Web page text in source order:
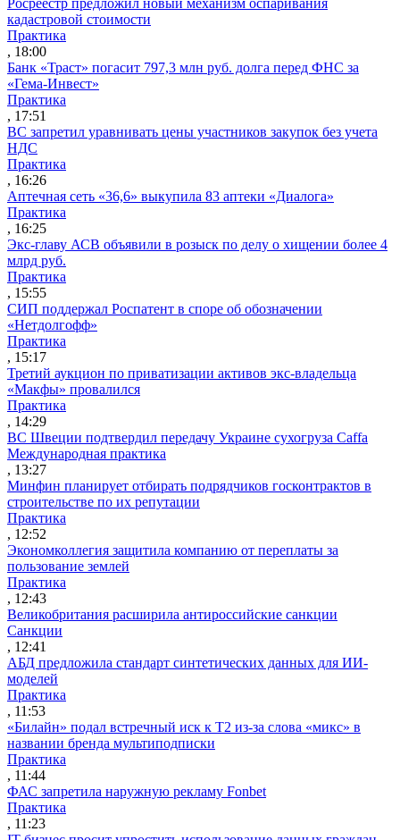
кадастровой стоимости
Практика
, 18:00
Банк «Траст» погасит 797,3 млн руб. долга перед ФНС за
«Гема-Инвест»
Практика
, 17:51
ВС запретил уравнивать цены участников закупок без учета
НДС
Практика
, 16:26
Аптечная сеть «36,6» выкупила 83 аптеки «Диалога»
Практика
, 16:25
Экс-главу АСВ объявили в розыск по делу о хищении более 4
млрд руб.
Практика
, 15:55
СИП поддержал Роспатент в споре об обозначении
«Нетдолгофф»
Практика
, 15:17
Третий аукцион по приватизации активов экс-владельца
«Макфы» провалился
Практика
, 14:29
ВС Швеции подтвердил передачу Украине сухогруза Caffa
Международная практика
, 13:27
Минфин планирует отбирать подрядчиков госконтрактов в
строительстве по их репутации
Практика
, 12:52
Экономколлегия защитила компанию от переплаты за
пользование землей
Практика
, 12:43
Великобритания расширила антироссийские санкции
Санкции
, 12:41
АБД предложила стандарт синтетических данных для ИИ-
моделей
Практика
, 11:53
«Билайн» подал встречный иск к Т2 из-за слова «микс» в
названии бренда мультиподписки
Практика
, 11:44
ФАС запретила наружную рекламу Fonbet
Практика
, 11:23